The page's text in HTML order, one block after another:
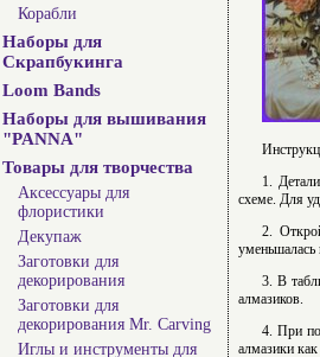
Корабли
Наборы для
Скрапбукинга
Loom Bands
Наборы для вышивания
"PANNA"
Товары для творчества
Аксессуары для
флористики
Декупаж
Заготовки для
декорирования
Заготовки для
декорирования Mr. Carving
Иглы и инструменты для
1.
схеме. Для
2.
уменьшалась
3. В
алмазиков.
4. При
алмазики